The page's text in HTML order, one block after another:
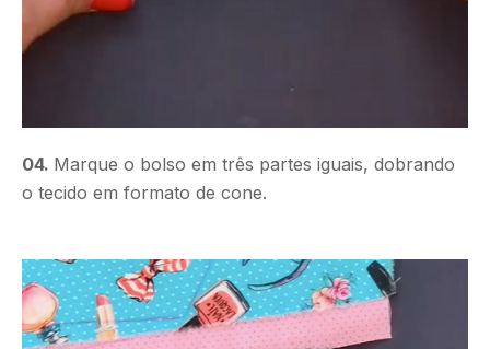
04. Marque o bolso em três partes iguais, dobrando
o tecido em formato de cone.